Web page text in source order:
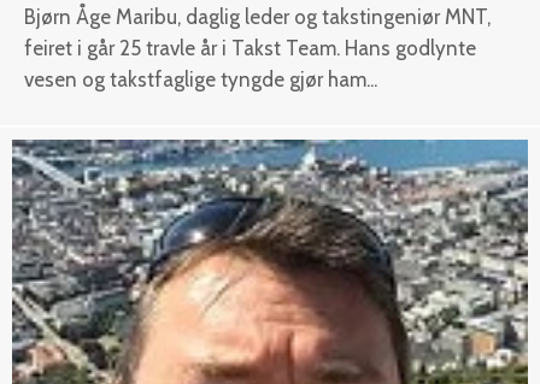
Bjørn Åge Maribu, daglig leder og takstingeniør MNT,
feiret i går 25 travle år i Takst Team. Hans godlynte
vesen og takstfaglige tyngde gjør ham...